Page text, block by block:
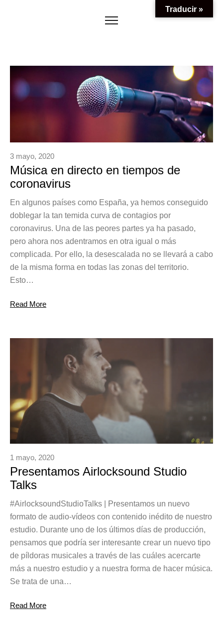
3 mayo, 2020
Música en directo en tiempos de
coronavirus
En algunos países como España, ya hemos conseguido
doblegar la tan temida curva de contagios por
coronavirus. Una de las peores partes ya ha pasado,
pero ahora nos adentramos en otra igual o más
complicada. Por ello, la desescalada no se llevará a cabo
de la misma forma en todas las zonas del territorio.
Esto…
Read More
1 mayo, 2020
Presentamos Airlocksound Studio
Talks
#AirlocksoundStudioTalks | Presentamos un nuevo
formato de audio-vídeos con contenido inédito de nuestro
estudio. Durante uno de los últimos días de producción,
pensamos que podría ser interesante crear un nuevo tipo
de píldoras musicales a través de las cuáles acercarte
más a nuestro estudio y a nuestra forma de hacer música.
Se trata de una…
Read More
Traducir »